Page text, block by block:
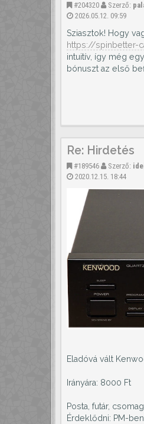
#204320 Szerző:
2026.05.12. 09:59
Sziasztok! Hogy
https://spinbetter-
intuitív, így még
bónuszt az első
Re: Hirdetés
#189546 Szerző:
2020.12.15. 18:44
Eladóvá vált
Irányára: 8000 Ft
Posta, futár,
Érdeklődni: PM-ben